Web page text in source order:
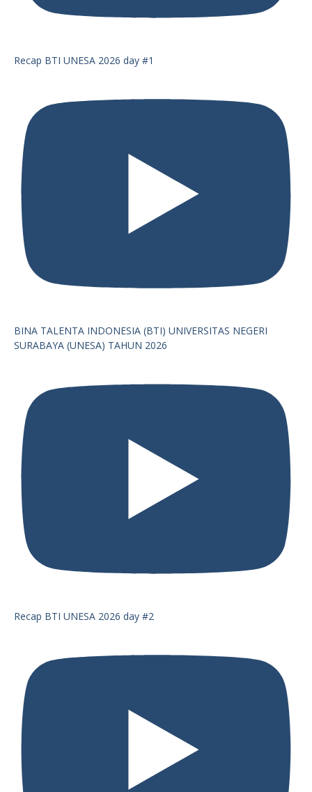
Recap BTI UNESA 2026 day #1
BINA TALENTA INDONESIA (BTI) UNIVERSITAS NEGERI
SURABAYA (UNESA) TAHUN 2026
Recap BTI UNESA 2026 day #2